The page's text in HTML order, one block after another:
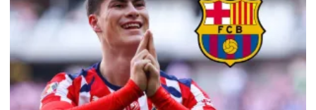
FÓRMULA 1
BOXEO
LIGA MX